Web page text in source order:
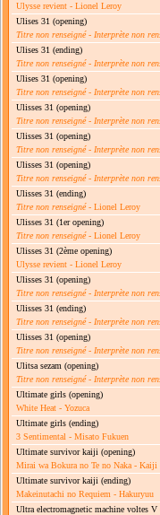
Ulysse revient - Lionel Leroy
Ulises 31 (opening)
Titre non renseigné- Interprète non
Ulises 31 (ending)
Titre non renseigné- Interprète non
Ulises 31 (opening)
Titre non renseigné- Interprète non
Ulisses 31 (opening)
Titre non renseigné- Interprète non
Ulisses 31 (opening)
Titre non renseigné- Interprète non
Ulisses 31 (opening)
Titre non renseigné- Interprète non
Ulisses 31 (ending)
Titre non renseigné- Lionel Leroy
Ulisses 31 (1er opening)
Titre non renseigné- Lionel Leroy
Ulisses 31 (2ème opening)
Ulysse revient - Lionel Leroy
Ulisses 31 (opening)
Titre non renseigné- Interprète non
Ulisses 31 (ending)
Titre non renseigné- Interprète non
Ulisses 31 (opening)
Titre non renseigné- Interprète non
Ulitsa sezam (opening)
Titre non renseigné- Interprète non
Ultimate girls (opening)
White Heat - Yozuca
Ultimate girls (ending)
3 Sentimental - Misato Fukuen
Ultimate survivor kaiji (opening)
Mirai wa Bokura no Te no Naka - Kaiji
Ultimate survivor kaiji (ending)
Makeinutachi no Requiem - Hakuryuu
Ultra electromagnetic machine voltes V